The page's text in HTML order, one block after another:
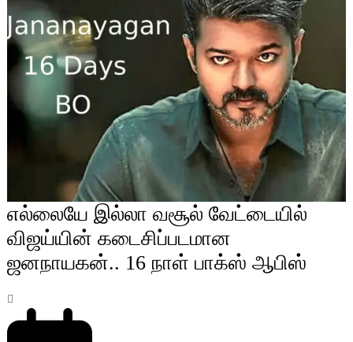
எல்லையே இல்லா வசூல் வேட்டையில்
விஜய்யின் கடைசிப்படமான
ஜனநாயகன்.. 16 நாள் பாக்ஸ் ஆபிஸ்